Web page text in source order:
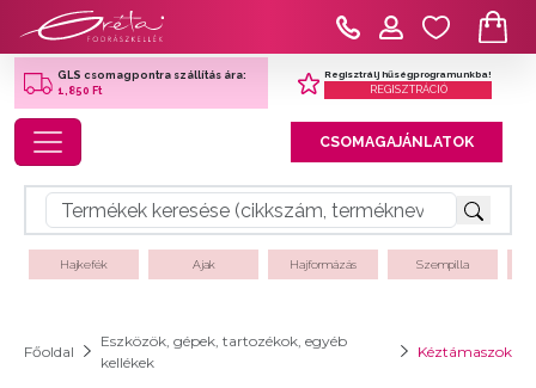
GLS csomagpontra szállítás ára:
1,850 Ft
Regisztrálj hűségprogramunkba!
REGISZTRÁCIÓ
Toggle navigation CSOMAGAJÁNLATOK
Hajkefék Ajak Hajformázás Szempilla
Főoldal
Eszközök, gépek, tartozékok, egyéb
kellékek
Kéztámaszok